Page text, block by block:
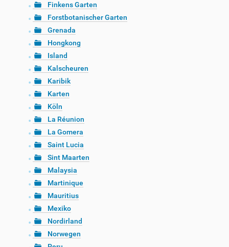
Finkens Garten
Forstbotanischer Garten
Grenada
Hongkong
Island
Kalscheuren
Karibik
Karten
Köln
La Réunion
La Gomera
Saint Lucia
Sint Maarten
Malaysia
Martinique
Mauritius
Mexiko
Nordirland
Norwegen